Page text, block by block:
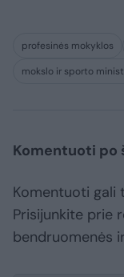
profesinės mokyklos
mokslo ir sporto
Komentuoti po
Komentuoti
Prisijunkite prie
bendruomenės